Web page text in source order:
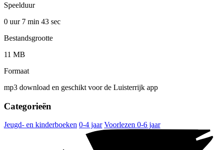
Speelduur
0 uur 7 min 43 sec
Bestandsgrootte
11 MB
Formaat
mp3 download en geschikt voor de Luisterrijk app
Categorieën
Jeugd- en kinderboeken 0-4 jaar Voorlezen 0-6 jaar